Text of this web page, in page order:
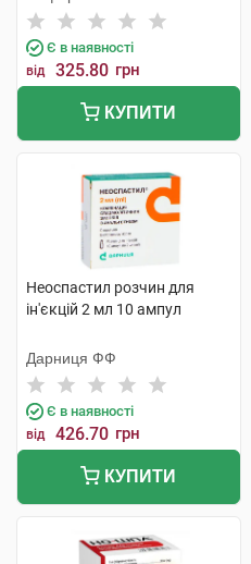
Є в наявності
від 325.80 грн
КУПИТИ
Неоспастил розчин для
ін'єкцій 2 мл 10 ампул
Дарниця ФФ
Є в наявності
від 426.70 грн
КУПИТИ